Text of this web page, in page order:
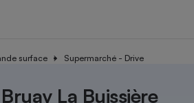
surface Supermarché - Drive
La BuissièreAdditifs